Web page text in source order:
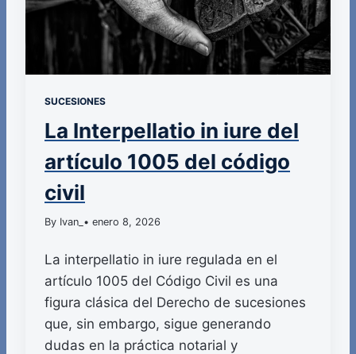
SUCESIONES
La Interpellatio in iure del
artículo 1005 del código
civil
By Ivan_ • enero 8, 2026
La interpellatio in iure regulada en el
artículo 1005 del Código Civil es una
figura clásica del Derecho de sucesiones
que, sin embargo, sigue generando
dudas en la práctica notarial y